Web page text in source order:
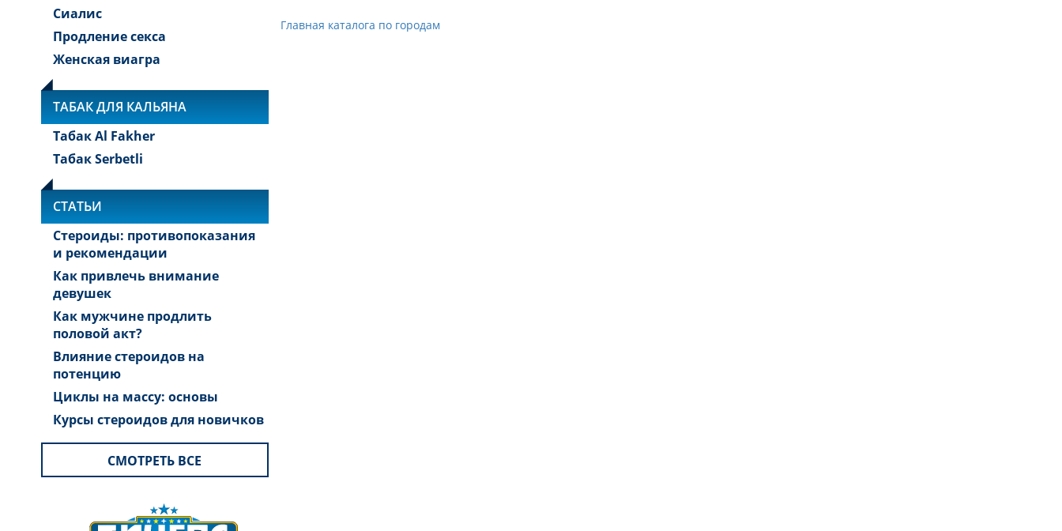
Сиалис
Продление секса
Женская виагра
ТАБАК ДЛЯ КАЛЬЯНА
Табак Al Fakher
Табак Serbetli
СТАТЬИ
Стероиды: противопоказания
и рекомендации
Как привлечь внимание
девушек
Как мужчине продлить
половой акт?
Влияние стероидов на
потенцию
Циклы на массу: основы
Курсы стероидов для новичков
СМОТРЕТЬ ВСЕ
Главная каталога по городам